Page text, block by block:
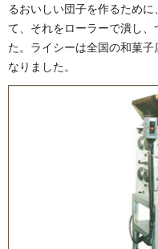
るおいしい団子を作るため
て、それをローラーで潰し
た。ライシーは全国の和菓
なりました。